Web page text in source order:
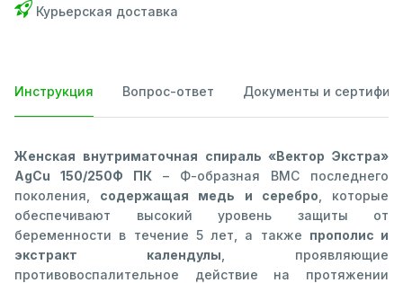
Курьерская доставка
Инструкция Вопрос-ответ Документы и
Женская внутриматочная спираль «Вектор Экстра»
AgCu 150/250Ф ПК – Ф-образная ВМС последнего
поколения, содержащая медь и серебро , которые
обеспечивают высокий уровень защиты от
беременности в течение 5 лет, а также прополис и
экстракт календулы , проявляющие
противовоспалительное действие на протяжении